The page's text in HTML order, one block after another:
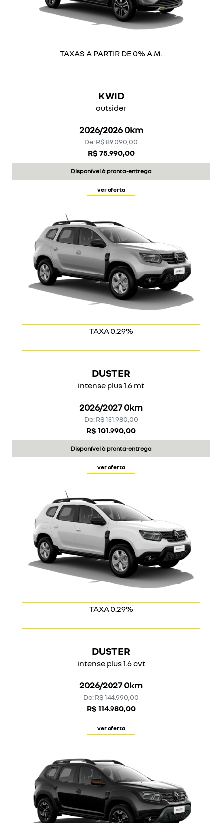
KWID
outsider
TAXAS A PARTIR DE 0% A.M.
MAIS ECONÔMICO DA CATEGORIA
2026/2026 0km
De: R$ 89.090,00
R$ 75.990,00
Disponível à pronta-entrega
ver oferta
DUSTER
intense plus 1.6 mt
TAXA 0.29%
COM USADO NA TROCA
2026/2027 0km
De: R$ 131.980,00
R$ 101.990,00
Disponível à pronta-entrega
ver oferta
DUSTER
intense plus 1.6 cvt
TAXA 0.29%
COM USADO NA TROCA
2026/2027 0km
De: R$ 144.990,00
R$ 114.980,00
ver oferta